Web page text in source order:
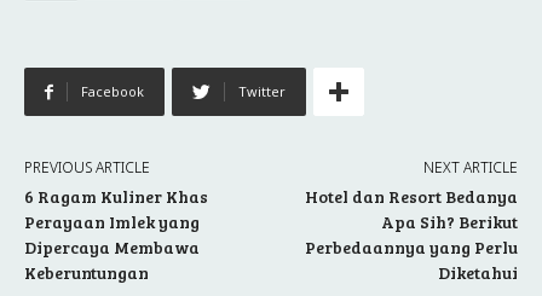
Facebook Twitter
PREVIOUS ARTICLE
6 Ragam Kuliner Khas
Perayaan Imlek yang
Dipercaya Membawa
Keberuntungan
NEXT ARTICLE
Hotel dan Resort Bedanya
Apa Sih? Berikut
Perbedaannya yang Perlu
Diketahui